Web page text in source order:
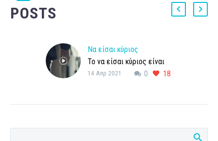
POSTS
Να είσαι κύριος
Το να είσαι κύριος είναι
κάτι που οι φεμινίστριες
0 18
14 Απρ 2021